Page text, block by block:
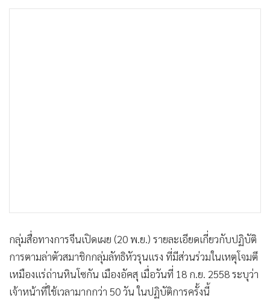
• SMEs
กลุ่มสื่อทางการจีนเปิดเผย (20 พ.ย.) รายละเอียดเกี่ยวกับปฏิบัติ
การตามล่าตัวสมาชิกกลุ่มลัทธิหัวรุนแรง ที่มีส่วนร่วมในเหตุโจมตี
เหมืองแร่ถ่านหินโซกัน เมืองอัคสุ เมื่อวันที่ 18 ก.ย. 2558 ระบุว่า
เจ้าหน้าที่ใช้เวลามากกว่า 50 วัน ในปฏิบัติการครั้งนี้